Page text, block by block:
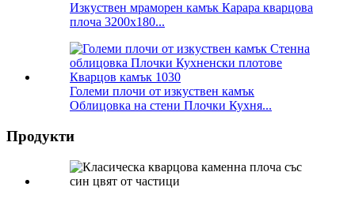
Изкуствен мраморен камък Карара кварцова
плоча 3200x180...
Големи плочи от изкуствен камък
Облицовка на стени Плочки Кухня...
Продукти